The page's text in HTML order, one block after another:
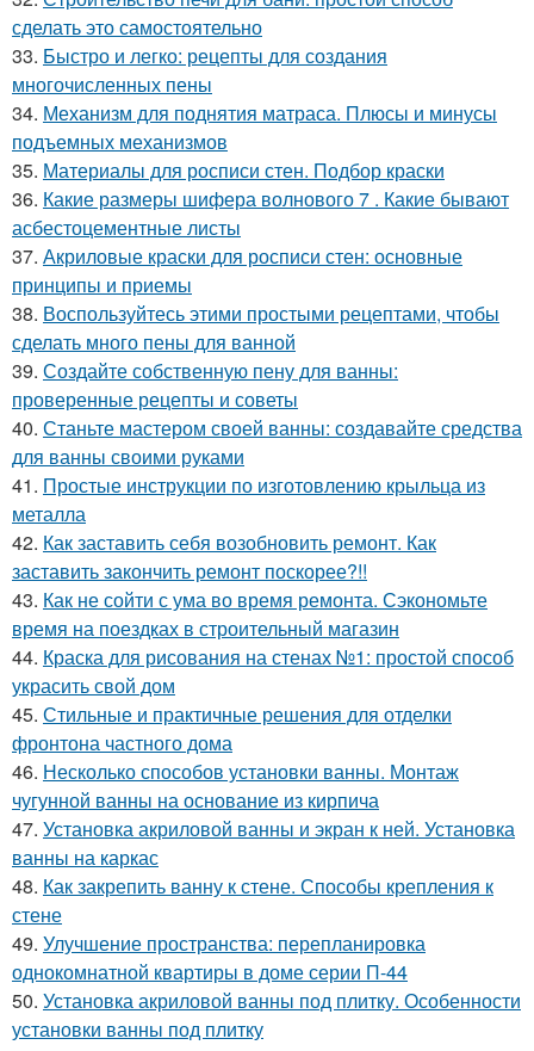
сделать это самостоятельно
33. Быстро и легко: рецепты для создания
многочисленных пены
34. Механизм для поднятия матраса. Плюсы и минусы
подъемных механизмов
35. Материалы для росписи стен. Подбор краски
36. Какие размеры шифера волнового 7 . Какие бывают
асбестоцементные листы
37. Акриловые краски для росписи стен: основные
принципы и приемы
38. Воспользуйтесь этими простыми рецептами, чтобы
сделать много пены для ванной
39. Создайте собственную пену для ванны:
проверенные рецепты и советы
40. Станьте мастером своей ванны: создавайте средства
для ванны своими руками
41. Простые инструкции по изготовлению крыльца из
металла
42. Как заставить себя возобновить ремонт. Как
заставить закончить ремонт поскорее?!!
43. Как не сойти с ума во время ремонта. Сэкономьте
время на поездках в строительный магазин
44. Краска для рисования на стенах №1: простой способ
украсить свой дом
45. Стильные и практичные решения для отделки
фронтона частного дома
46. Несколько способов установки ванны. Монтаж
чугунной ванны на основание из кирпича
47. Установка акриловой ванны и экран к ней. Установка
ванны на каркас
48. Как закрепить ванну к стене. Способы крепления к
стене
49. Улучшение пространства: перепланировка
однокомнатной квартиры в доме серии П-44
50. Установка акриловой ванны под плитку. Особенности
установки ванны под плитку